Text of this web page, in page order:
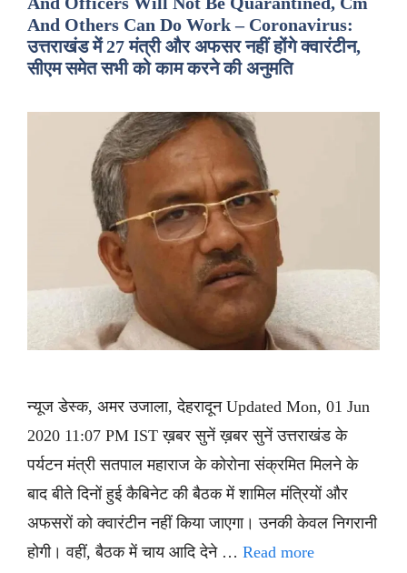
And Others Can Do Work – Coronavirus:
उत्तराखंड में 27 मंत्री और अफसर नहीं होंगे क्वारंटीन,
सीएम समेत सभी को काम करने की अनुमति
न्यूज डेस्क, अमर उजाला, देहरादून Updated Mon, 01 Jun
2020 11:07 PM IST ख़बर सुनें ख़बर सुनें उत्तराखंड के
पर्यटन मंत्री सतपाल महाराज के कोरोना संक्रमित मिलने के
बाद बीते दिनों हुई कैबिनेट की बैठक में शामिल मंत्रियों और
अफसरों को क्वारंटीन नहीं किया जाएगा। उनकी केवल निगरानी
होगी। वहीं, बैठक में चाय आदि देने … Read more